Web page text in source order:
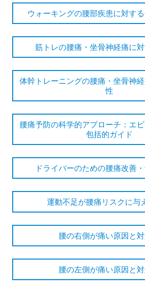
ウォーキングの腰部疾患に対す
筋トレの腰痛・坐骨神経痛に
体幹トレーニングの腰痛・坐骨神
性
腰痛予防の科学的アプローチ：エ
包括的ガイド
ドライバーのための腰痛改善
運動不足が腰痛リスクに与
腰の右側が痛い原因と
腰の左側が痛い原因と